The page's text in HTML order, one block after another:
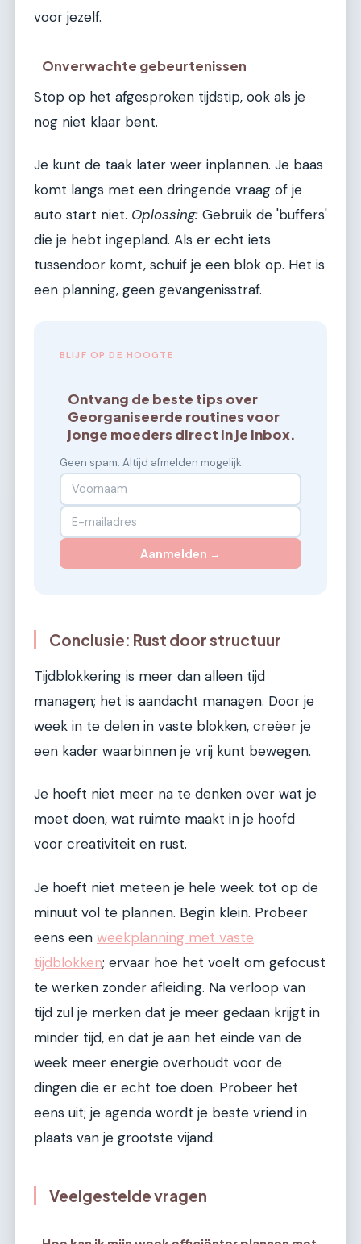
voor jezelf.
Onverwachte gebeurtenissen
Stop op het afgesproken tijdstip, ook als je
nog niet klaar bent.
Je kunt de taak later weer inplannen. Je baas
komt langs met een dringende vraag of je
auto start niet. Oplossing: Gebruik de 'buffers'
die je hebt ingepland. Als er echt iets
tussendoor komt, schuif je een blok op. Het is
een planning, geen gevangenisstraf.
BLIJF OP DE HOOGTE
Ontvang de beste tips over
Georganiseerde routines voor
jonge moeders direct in je inbox.
Geen spam. Altijd afmelden mogelijk.
Aanmelden →
Conclusie: Rust door structuur
Tijdblokkering is meer dan alleen tijd
managen; het is aandacht managen. Door je
week in te delen in vaste blokken, creëer je
een kader waarbinnen je vrij kunt bewegen.
Je hoeft niet meer na te denken over wat je
moet doen, wat ruimte maakt in je hoofd
voor creativiteit en rust.
Je hoeft niet meteen je hele week tot op de
minuut vol te plannen. Begin klein. Probeer
eens een weekplanning met vaste
tijdblokken; ervaar hoe het voelt om gefocust
te werken zonder afleiding. Na verloop van
tijd zul je merken dat je meer gedaan krijgt in
minder tijd, en dat je aan het einde van de
week meer energie overhoudt voor de
dingen die er echt toe doen. Probeer het
eens uit; je agenda wordt je beste vriend in
plaats van je grootste vijand.
Veelgestelde vragen